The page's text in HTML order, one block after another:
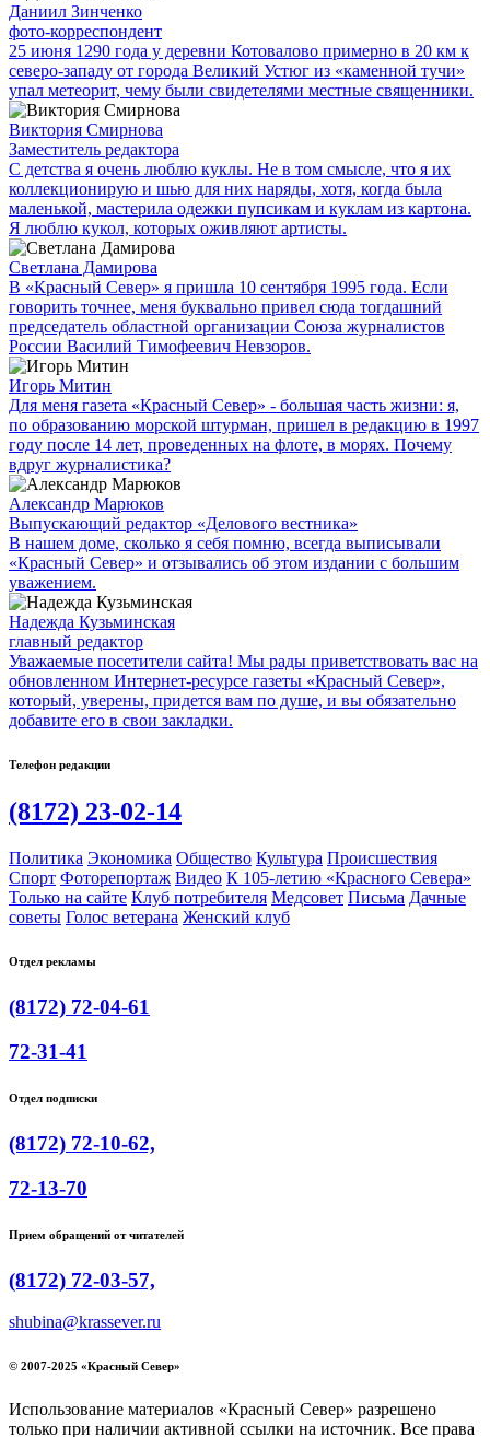
Даниил Зинченко
фото-корреспондент
25 июня 1290 года у деревни Котовалово примерно в 20 км к
северо-западу от города Великий Устюг из «каменной тучи»
упал метеорит, чему были свидетелями местные священники.
Виктория Смирнова
Заместитель редактора
С детства я очень люблю куклы. Не в том смысле, что я их
коллекционирую и шью для них наряды, хотя, когда была
маленькой, мастерила одежки пупсикам и куклам из картона.
Я люблю кукол, которых оживляют артисты.
Светлана Дамирова
В «Красный Север» я пришла 10 сентября 1995 года. Если
говорить точнее, меня буквально привел сюда тогдашний
председатель областной организации Союза журналистов
России Василий Тимофеевич Невзоров.
Игорь Митин
Для меня газета «Красный Север» - большая часть жизни: я,
по образованию морской штурман, пришел в редакцию в 1997
году после 14 лет, проведенных на флоте, в морях. Почему
вдруг журналистика?
Александр Марюков
Выпускающий редактор «Делового вестника»
В нашем доме, сколько я себя помню, всегда выписывали
«Красный Север» и отзывались об этом издании с большим
уважением.
Надежда Кузьминская
главный редактор
Уважаемые посетители сайта! Мы рады приветствовать вас на
обновленном Интернет-ресурсе газеты «Красный Север»,
который, уверены, придется вам по душе, и вы обязательно
добавите его в свои закладки.
Телефон редакции
(8172) 23-02-14
Политика Экономика Общество Культура Происшествия
Спорт Фоторепортаж Видео К 105-летию «Красного Севера»
Только на сайте Клуб потребителя Медсовет Письма Дачные
советы Голос ветерана Женский клуб
Отдел рекламы
(8172) 72-04-61
72-31-41
Отдел подписки
(8172) 72-10-62,
72-13-70
Прием обращений от читателей
(8172) 72-03-57,
shubina@krassever.ru
© 2007-2025 «Красный Север»
Использование материалов «Красный Север» разрешено
только при наличии активной ссылки на источник. Все права